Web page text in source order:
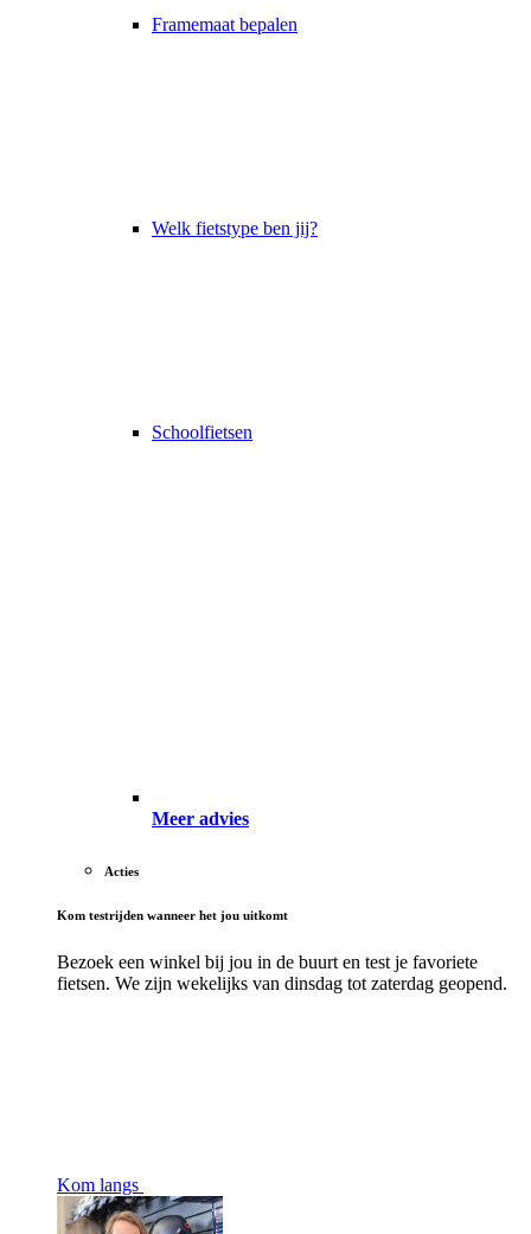
Framemaat bepalen
Welk fietstype ben jij?
Schoolfietsen
Meer advies
Acties
Kom testrijden wanneer het jou uitkomt
Bezoek een winkel bij jou in de buurt en test je favoriete
fietsen. We zijn wekelijks van dinsdag tot zaterdag geopend.
Kom langs